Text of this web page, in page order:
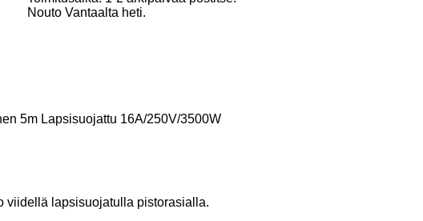
Nouto Vantaalta heti.
5m Lapsisuojattu 16A/250V/3500W
viidellä lapsisuojatulla pistorasialla.